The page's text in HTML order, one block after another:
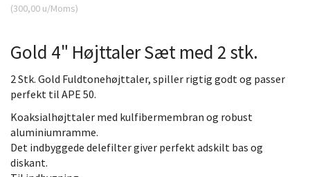
(300,00 u/Moms)
Gold 4" Højttaler Sæt med 2 stk.
2 Stk. Gold Fuldtonehøjttaler, spiller rigtig godt og passer
perfekt til APE 50.
Koaksialhøjttaler med kulfibermembran og robust
aluminiumramme.
Det indbyggede delefilter giver perfekt adskilt bas og
diskant.